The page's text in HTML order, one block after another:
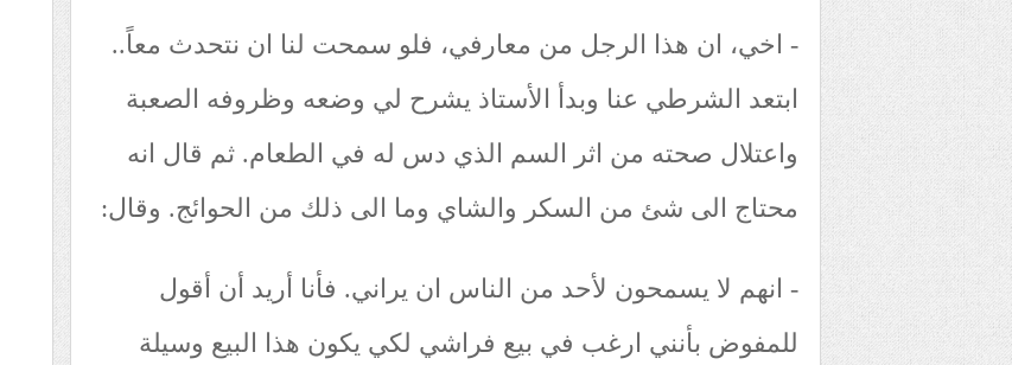
- اخي، ان هذا الرجل من معارفي، فلو سمحت لنا ان نتحدث معاً..
ابتعد الشرطي عنا وبدأ الأستاذ يشرح لي وضعه وظروفه الصعبة
واعتلال صحته من اثر السم الذي دس له في الطعام. ثم قال انه
محتاج الى شئ من السكر والشاي وما الى ذلك من الحوائج. وقال:
- انهم لا يسمحون لأحد من الناس ان يراني. فأنا أريد أن أقول
للمفوض بأنني ارغب في بيع فراشي لكي يكون هذا البيع وسيلة